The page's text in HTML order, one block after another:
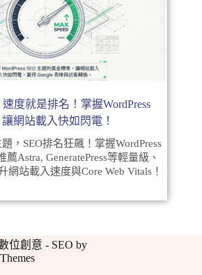
度就是排名！掌握WordPress
網站載入快如閃電！
，SEO排名狂飆！掌握WordPress
薦Astra, GeneratePress等輕量級、
網站載入速度與Core Web Vitals！
位創意 - SEO by